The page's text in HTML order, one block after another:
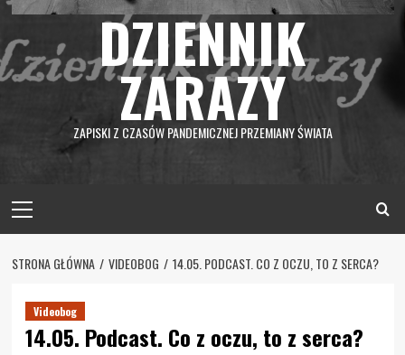
DZIENNIK
ZARAZY
ZAPISKI Z CZASÓW PANDEMICZNEJ PRZEMIANY ŚWIATA
Menu
STRONA GŁÓWNA VIDEOBOG 14.05. PODCAST. CO Z OCZU, TO Z SERCA?
Videobog
14.05. Podcast. Co z oczu, to z serca?